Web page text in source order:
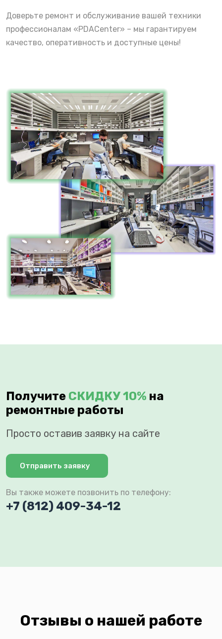
Доверьте ремонт и обслуживание вашей техники
профессионалам «PDACenter» – мы гарантируем
качество, оперативность и доступные цены!
Получите СКИДКУ 10% на
ремонтные работы
Просто оставив заявку на сайте
Отправить заявку
Вы также можете позвонить по телефону:
+7 (812) 409-34-12
Отзывы о нашей работе